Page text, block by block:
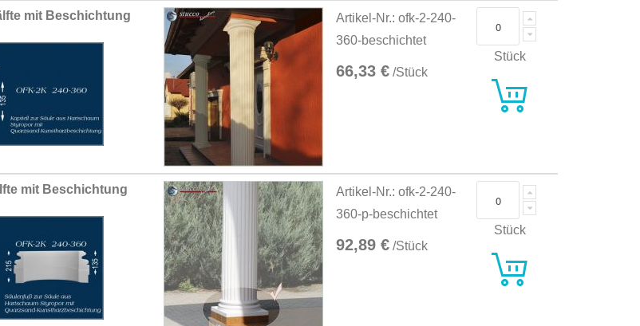
mit Beschichtung
Artikel-Nr.: ofk-2-240-
360-beschichtet
66,33 € /Stück
Stück
mit Beschichtung
Artikel-Nr.: ofk-2-240-
360-p-beschichtet
92,89 € /Stück
Stück